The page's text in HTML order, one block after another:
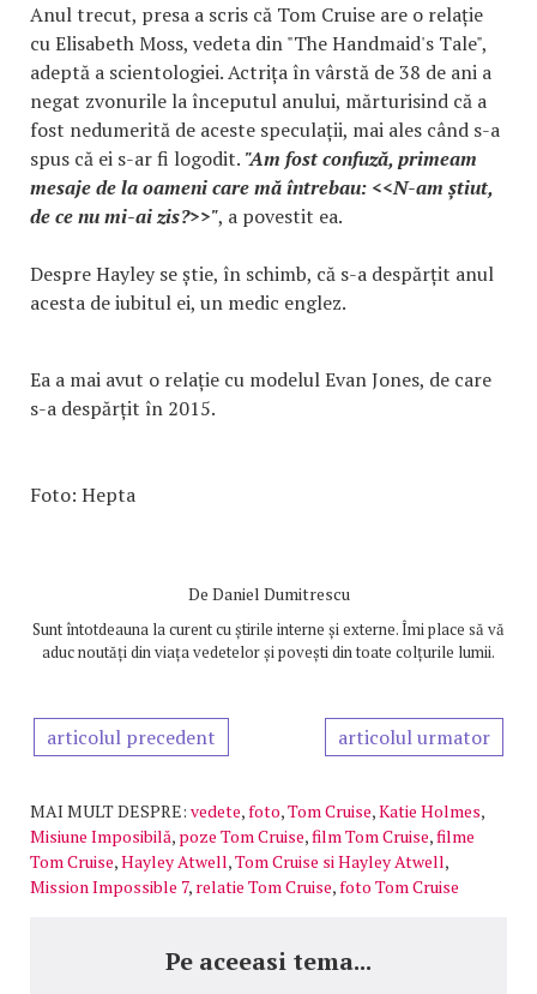
Anul trecut, presa a scris că Tom Cruise are o relație
cu Elisabeth Moss, vedeta din "The Handmaid's Tale",
adeptă a scientologiei. Actrița în vârstă de 38 de ani a
negat zvonurile la începutul anului, mărturisind că a
fost nedumerită de aceste speculații, mai ales când s-a
spus că ei s-ar fi logodit. "Am fost confuză, primeam
mesaje de la oameni care mă întrebau: <<N-am știut,
de ce nu mi-ai zis?>>", a povestit ea.
Despre Hayley se știe, în schimb, că s-a despărțit anul
acesta de iubitul ei, un medic englez.
Ea a mai avut o relație cu modelul Evan Jones, de care
s-a despărțit în 2015.
Foto: Hepta
De Daniel Dumitrescu
Sunt întotdeauna la curent cu știrile interne și externe. Îmi place să vă
aduc noutăți din viața vedetelor și povești din toate colțurile lumii.
articolul precedent articolul urmator
MAI MULT DESPRE: vedete,foto,Tom Cruise,Katie Holmes,
Misiune Imposibilă, poze Tom Cruise,film Tom Cruise,filme
Tom Cruise,Hayley Atwell,Tom Cruise si Hayley Atwell,
Mission Impossible 7, relatie Tom Cruise,foto Tom Cruise
Pe aceeasi tema...